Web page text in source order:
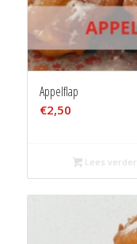
Appelflap
€2,50
Lees verder